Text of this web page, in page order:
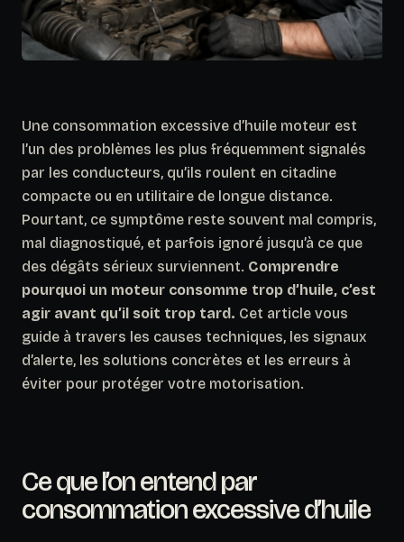
Une consommation excessive d’huile moteur est
l’un des problèmes les plus fréquemment signalés
par les conducteurs, qu’ils roulent en citadine
compacte ou en utilitaire de longue distance.
Pourtant, ce symptôme reste souvent mal compris,
mal diagnostiqué, et parfois ignoré jusqu’à ce que
des dégâts sérieux surviennent. Comprendre
pourquoi un moteur consomme trop d’huile, c’est
agir avant qu’il soit trop tard. Cet article vous
guide à travers les causes techniques, les signaux
d’alerte, les solutions concrètes et les erreurs à
éviter pour protéger votre motorisation.
Ce que l’on entend par
consommation excessive d’huile